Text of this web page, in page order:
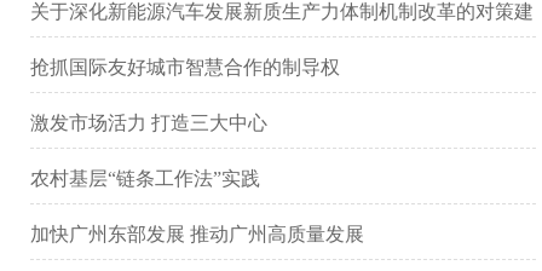
关于深化新能源汽车发展新质生产力体制机制改革的对策建
议 ——以广汽集团为例
抢抓国际友好城市智慧合作的制导权
激发市场活力 打造三大中心
农村基层“链条工作法”实践
加快广州东部发展 推动广州高质量发展